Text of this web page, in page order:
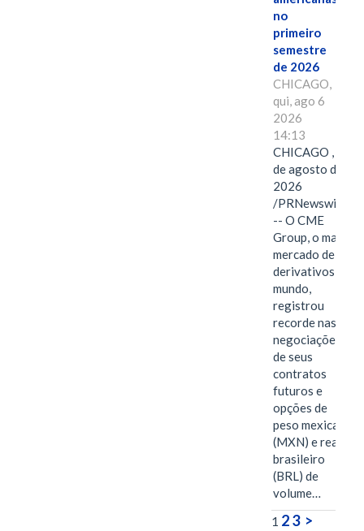
no
primeiro
semestre
de 2026
CHICAGO,
qui, ago 6
2026
14:13
CHICAGO , 6
de agosto de
2026
/PRNewswire/
-- O CME
Group, o maior
mercado de
derivativos do
mundo,
registrou
recorde nas
negociações
de seus
contratos
futuros e
opções de
peso mexicano
(MXN) e real
brasileiro
(BRL) de
volume…
1 23 >